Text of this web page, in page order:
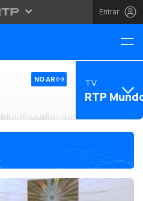
Entrar
NO AR TV
RTP